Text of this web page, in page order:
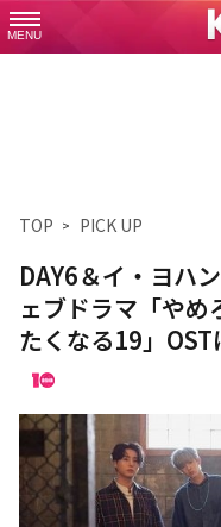
MENU
TOP PICK UP
DAY6＆イ・ヨハ
ェブドラマ「やめ
たくなる19」OST